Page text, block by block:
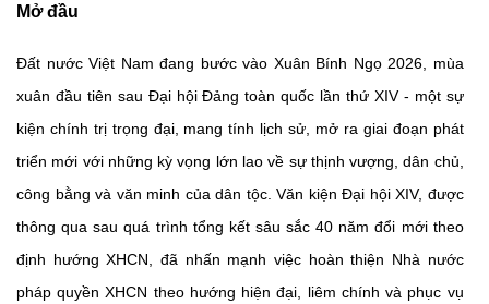
Mở đầu
Đất nước Việt Nam đang bước vào Xuân Bính Ngọ 2026, mùa
xuân đầu tiên sau Đại hội Đảng toàn quốc lần thứ XIV - một sự
kiện chính trị trọng đại, mang tính lịch sử, mở ra giai đoạn phát
triển mới với những kỳ vọng lớn lao về sự thịnh vượng, dân chủ,
công bằng và văn minh của dân tộc. Văn kiện Đại hội XIV, được
thông qua sau quá trình tổng kết sâu sắc 40 năm đổi mới theo
định hướng XHCN, đã nhấn mạnh việc hoàn thiện Nhà nước
pháp quyền XHCN theo hướng hiện đại, liêm chính và phục vụ